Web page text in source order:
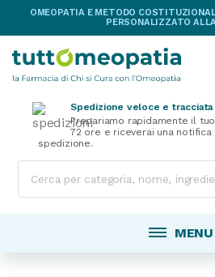
OMEOPATIA E METODO
PERSONALIZZATO
Spedizione veloce e tracciata
Prepariamo rapidamente il
72 ore e riceverai una
spedizione.
MENU